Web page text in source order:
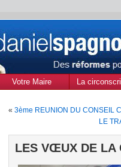
Votre Maire
La
« 3ème REUNION DU CONSEIL
LE
LES VŒUX DE LA